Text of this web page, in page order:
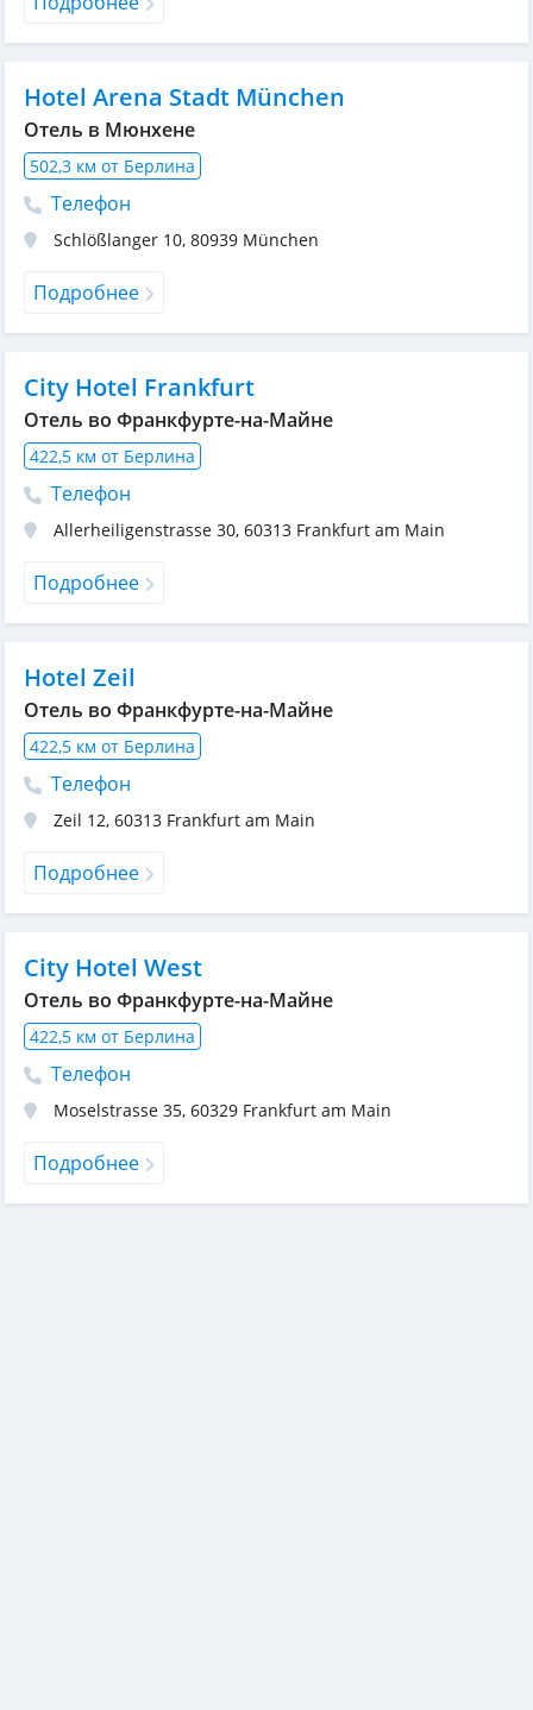
Hotel Arena Stadt München
Отель в Мюнхене
502,3 км от Берлина
Телефон
Schlößlanger 10, 80939 München
Подробнее
City Hotel Frankfurt
Отель во Франкфурте-на-Майне
422,5 км от Берлина
Телефон
Allerheiligenstrasse 30, 60313 Frankfurt am Main
Подробнее
Hotel Zeil
Отель во Франкфурте-на-Майне
422,5 км от Берлина
Телефон
Zeil 12, 60313 Frankfurt am Main
Подробнее
City Hotel West
Отель во Франкфурте-на-Майне
422,5 км от Берлина
Телефон
Moselstrasse 35, 60329 Frankfurt am Main
Подробнее